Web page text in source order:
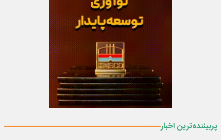
پربیننده‌ترین اخبار